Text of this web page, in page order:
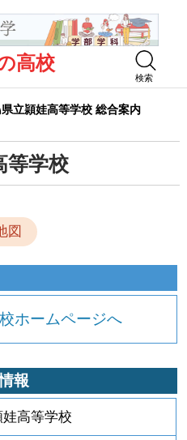
高校
検索
県立頴娃高等学校 総合案内
等学校
図
ホームページへ
報
高等学校